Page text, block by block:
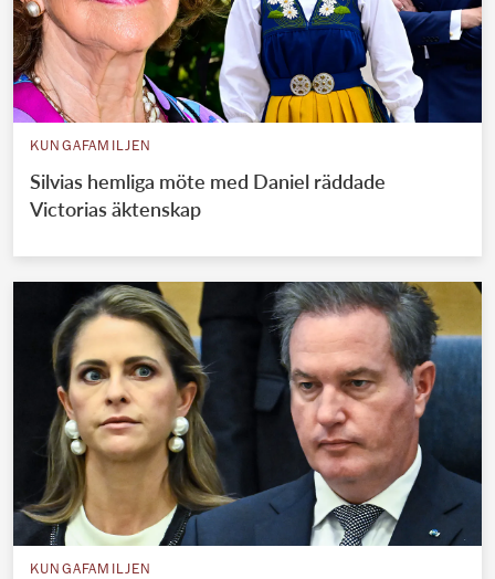
KUNGAFAMILJEN
Silvias hemliga möte med Daniel räddade
Victorias äktenskap
KUNGAFAMILJEN